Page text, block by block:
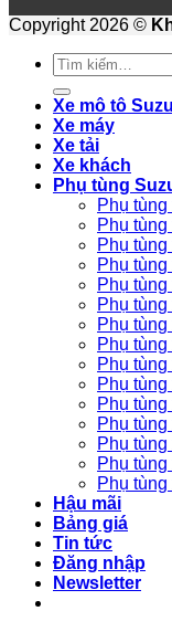
Copyright 2026 ©
Tìm
kiếm:
Xe mô tô
Xe máy
Xe tải
Xe khách
Phụ tùng
Phụ
Phụ
Phụ
Phụ
Phụ
Phụ
Phụ
Phụ
Phụ
Phụ
Phụ
Phụ
Phụ
Phụ
Phụ
Hậu mãi
Bảng giá
Tin tức
Đăng nhập
Newsletter